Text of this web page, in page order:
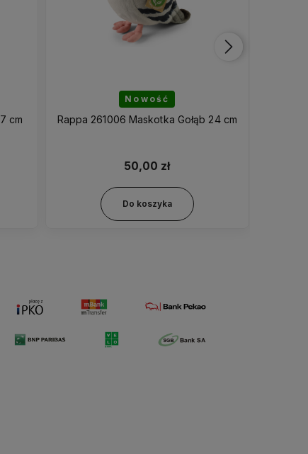
cm
Nowość
Rappa 261006 Maskotka Gołąb 24 cm
50,00 zł
Do koszyka